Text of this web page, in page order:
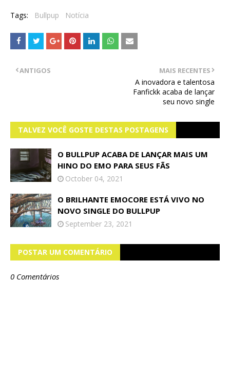
Tags: Bullpup Notícia
MAIS RECENTES
A inovadora e talentosa
Fanfickk acaba de lançar
seu novo single
ANTIGOS
TALVEZ VOCÊ GOSTE DESTAS POSTAGENS
O BULLPUP ACABA DE LANÇAR MAIS UM
HINO DO EMO PARA SEUS FÃS
October 04, 2021
O BRILHANTE EMOCORE ESTÁ VIVO NO
NOVO SINGLE DO BULLPUP
September 23, 2021
POSTAR UM COMENTÁRIO
0 Comentários